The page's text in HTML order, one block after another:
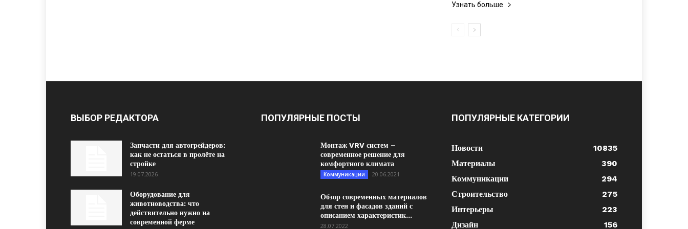
Узнать больше
ВЫБОР РЕДАКТОРА
Запчасти для автогрейдеров:
как не остаться в пролёте на
стройке
19.07.2026
Оборудование для
животноводства: что
действительно нужно на
современной ферме
ПОПУЛЯРНЫЕ ПОСТЫ
Монтаж VRV систем –
современное решение для
комфортного климата
Коммуникации 20.06.2021
Обзор современных материалов
для стен и фасадов зданий с
описанием характеристик...
28.07.2022
ПОПУЛЯРНЫЕ КАТЕГОРИИ
Новости
10835
Материалы
390
Коммуникации
294
Строительство
275
Интерьеры
223
Дизайн
156